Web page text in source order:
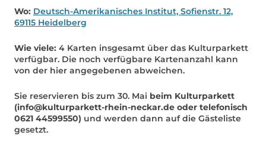
Wo: Deutsch-Amerikanisches Institut, Sofienstr. 12,
69115 Heidelberg
Wie viele: 4 Karten insgesamt über das Kulturparkett
verfügbar. Die noch verfügbare Kartenanzahl kann
von der hier angegebenen abweichen.
Sie reservieren bis zum 30. Mai beim Kulturparkett
(info@kulturparkett-rhein-neckar.de oder telefonisch
0621 44599550) und werden dann auf die Gästeliste
gesetzt.